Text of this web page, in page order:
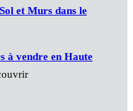
et Murs dans le
à vendre en Haute